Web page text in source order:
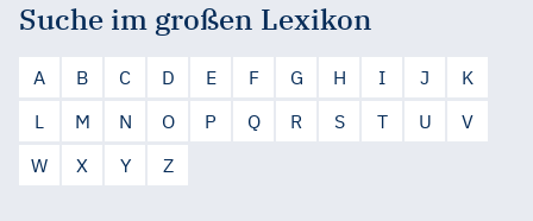
Suche im großen Lexikon
A B C D E F G H I J
K
L
M N O P Q R S T U
V
W
X Y Z